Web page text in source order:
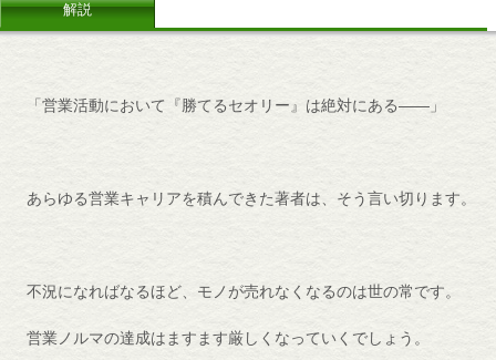
解説
「営業活動において『勝てるセオリー』は絶対にある――」
あらゆる営業キャリアを積んできた著者は、そう言い切ります。
不況になればなるほど、モノが売れなくなるのは世の常です。
営業ノルマの達成はますます厳しくなっていくでしょう。